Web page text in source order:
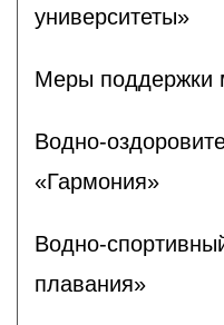
университеты»
Меры поддержки
Водно-
«Гармония»
Водно-
плавания»